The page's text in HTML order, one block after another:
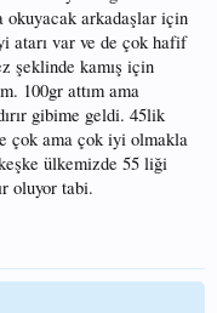
okuyacak arkadaşlar için
atarı var ve de çok hafif
şeklinde kamış için
100gr attım ama
gibime geldi. 45lik
çok ama çok iyi olmakla
ülkemizde 55 liği
oluyor tabi.